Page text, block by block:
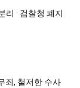
리 · 검찰청 폐지
죄, 철저한 수사